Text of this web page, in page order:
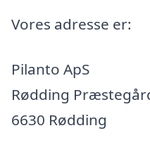
Vores adresse er:
Pilanto ApS
Rødding
6630 Rødding